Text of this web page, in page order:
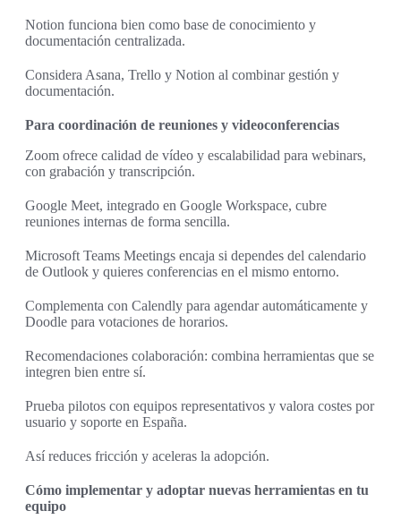
Notion funciona bien como base de conocimiento y
documentación centralizada.
Considera Asana, Trello y Notion al combinar gestión y
documentación.
Para coordinación de reuniones y videoconferencias
Zoom ofrece calidad de vídeo y escalabilidad para webinars,
con grabación y transcripción.
Google Meet, integrado en Google Workspace, cubre
reuniones internas de forma sencilla.
Microsoft Teams Meetings encaja si dependes del calendario
de Outlook y quieres conferencias en el mismo entorno.
Complementa con Calendly para agendar automáticamente y
Doodle para votaciones de horarios.
Recomendaciones colaboración: combina herramientas que se
integren bien entre sí.
Prueba pilotos con equipos representativos y valora costes por
usuario y soporte en España.
Así reduces fricción y aceleras la adopción.
Cómo implementar y adoptar nuevas herramientas en tu
equipo